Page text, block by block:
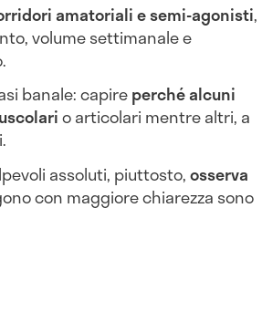
amatoriali e semi-agonisti,
volume settimanale e
banale: capireperché alcuni
o articolari mentre altri, a
assoluti, piuttosto,osserva
con maggiore chiarezza sono